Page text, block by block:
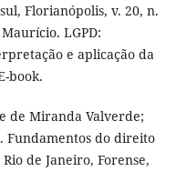
Florianópolis, v. 20, n.
LGPD:
e aplicação da
book.
de Miranda Valverde;
Fundamentos do direito
de Janeiro, Forense,